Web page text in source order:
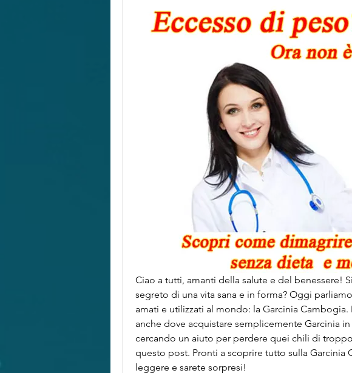
Ciao a tutti, amanti della salute e del benessere!
segreto di una vita sana e in forma? Oggi
amati e utilizzati al mondo: la Garcinia
anche dove acquistare semplicemente Garcinia
cercando un aiuto per perdere quei chili di
questo post. Pronti a scoprire tutto sulla Garcinia
leggere e sarete sorpresi!